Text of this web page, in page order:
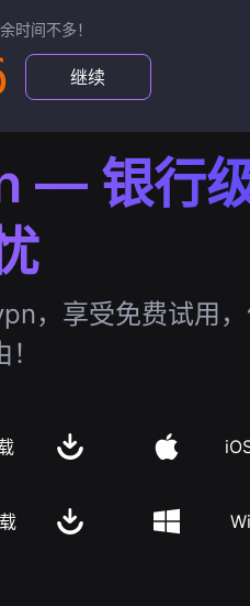
时间不多！
继续
— 银行
，享受免费试用